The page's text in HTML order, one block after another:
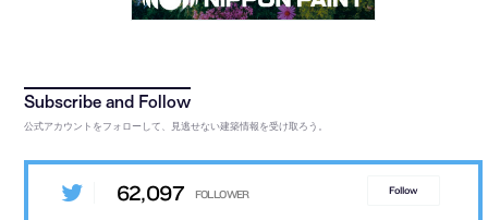
公式アカウントをフォローして、見逃せない建築情報を受け取ろう。
62,097 Follow